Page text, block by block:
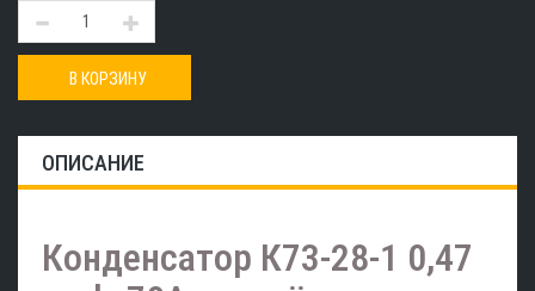
В КОРЗИНУ
ОПИСАНИЕ
Конденсатор К73-28-1 0,47